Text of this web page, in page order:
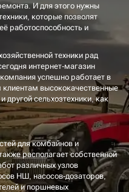
И для этого нужны
которые позволят
работоспособность и
техники рад
интернет-магазин
успешно работает в
высококачественные
другой сельхозтехники, как
для комбайнов и
располагает собственной
различных узлов
НШ, насосов-дозаторов,
и поршневых